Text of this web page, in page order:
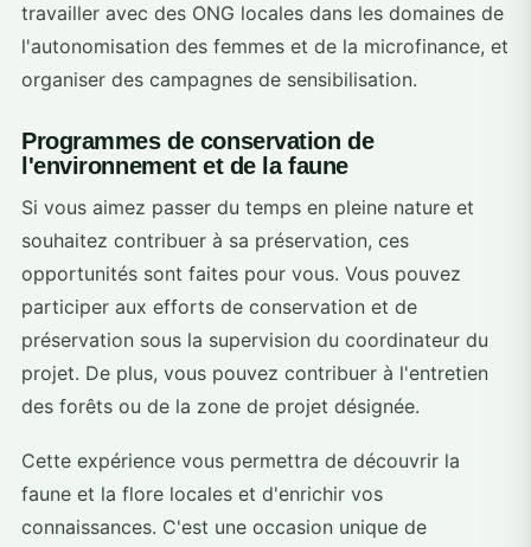
travailler avec des ONG locales dans les domaines de
l'autonomisation des femmes et de la microfinance, et
organiser des campagnes de sensibilisation.
Programmes de conservation de
l'environnement et de la faune
Si vous aimez passer du temps en pleine nature et
souhaitez contribuer à sa préservation, ces
opportunités sont faites pour vous. Vous pouvez
participer aux efforts de conservation et de
préservation sous la supervision du coordinateur du
projet. De plus, vous pouvez contribuer à l'entretien
des forêts ou de la zone de projet désignée.
Cette expérience vous permettra de découvrir la
faune et la flore locales et d'enrichir vos
connaissances. C'est une occasion unique de